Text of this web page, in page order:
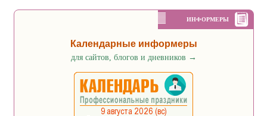
ИНФОРМЕРЫ
Календарные информеры
для сайтов, блогов и дневников →